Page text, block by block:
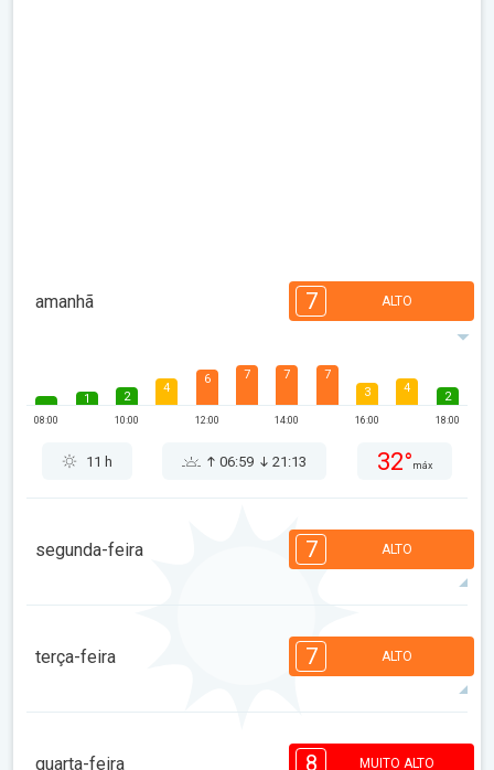
amanhã 7 ALTO
08:00
1 2
10:00
4
6
12:00
7 7
14:00
7
3
16:00
4
2
18:00
11 h 06:59 21:13 32° máx
segunda-feira 7 ALTO
1
14:00
3
9 h 07:00 21:11 29°máx
terça-feira 7 ALTO
4
quarta-feira 8 MUITO ALTO